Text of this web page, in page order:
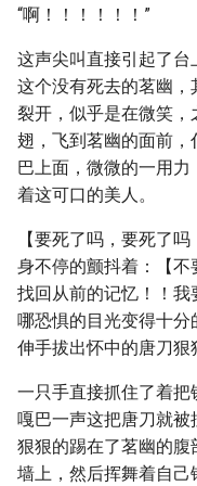
“啊！！！！！！”
这声尖叫直接引起了
这个没有死去的茗幽
裂开，似乎是在微笑
翅，飞到茗幽的面前
巴上面，微微的一用
着这可口的美人。
【要死了吗，要死了
身不停的颤抖着：【
找回从前的记忆！！
哪恐惧的目光变得十分
伸手拔出怀中的唐刀狠
一只手直接抓住了着把
嘎巴一声这把唐刀就
狠狠的踢在了茗幽的
墙上，然后挥舞着自己